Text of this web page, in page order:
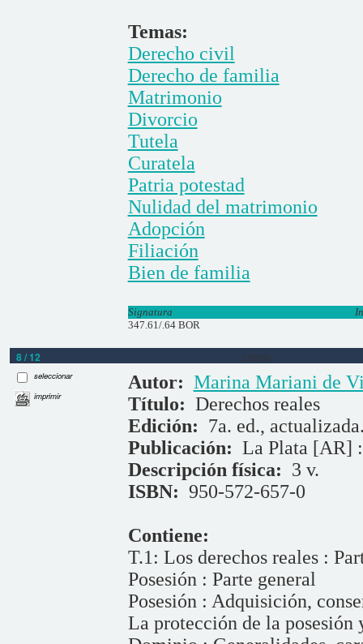
Temas:
Derecho civil
Derecho de familia
Matrimonio
Divorcio
Tutela
Curatela
Patria potestad
Nulidad del matrimonio
Adopción
Filiación
Bien de familia
Signatura
347.61/.64 BOR
8 / 12 Libros
seleccionar
imprimir
Autor: Marina Mariani de
Título: Derechos reales
Edición: 7a. ed.,
Publicación: La Plata [AR]
Descripción física: 3 v.
ISBN: 950-572-657-0
Contiene:
T.1: Los derechos reales :
Posesión : Parte general
Posesión : Adquisición,
La protección de la posesión